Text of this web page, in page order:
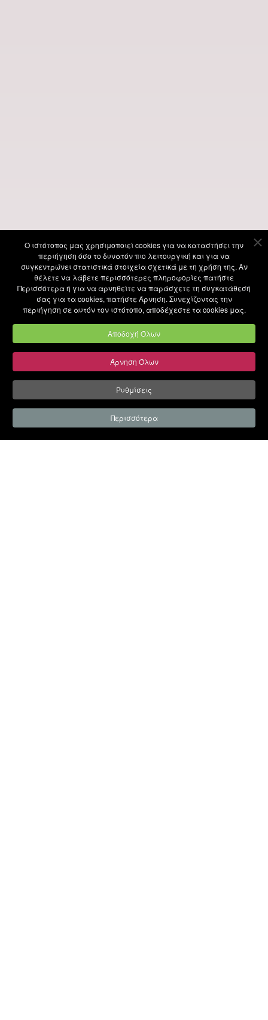
Ο ιστότοπoς μας χρησιμοποιεί cookies για να καταστήσει την
περιήγηση όσο το δυνατόν πιο λειτουργική και για να
συγκεντρώνει στατιστικά στοιχεία σχετικά με τη χρήση της. Αν
θέλετε να λάβετε περισσότερες πληροφορίες πατήστε
Περισσότερα ή για να αρνηθείτε να παράσχετε τη συγκατάθεσή
σας για τα cookies, πατήστε Άρνηση. Συνεχίζοντας την
περιήγηση σε αυτόν τον ιστότοπο, αποδέχεστε τα cookies μας.
Αποδοχή Όλων
Άρνηση Όλων
Ρυθμίσεις
Περισσότερα